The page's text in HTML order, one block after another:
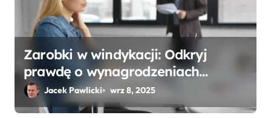
Zarobki w windykacji: Odkryj
prawdę o wynagrodzeniach
specjalistów w branży
Jacek Pawlicki wrz 8, 2025